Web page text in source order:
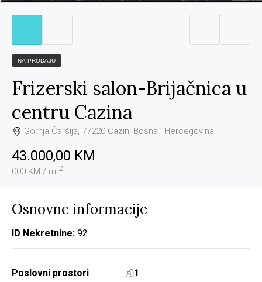
NA PRODAJU
Frizerski salon-Brijačnica u
centru Cazina
Gornja Čaršija, 77220 Cazin, Bosna i Hercegovina
43.000,00 KM
000 KM / m 2
Osnovne informacije
ID Nekretnine: 92
Poslovni prostori 1